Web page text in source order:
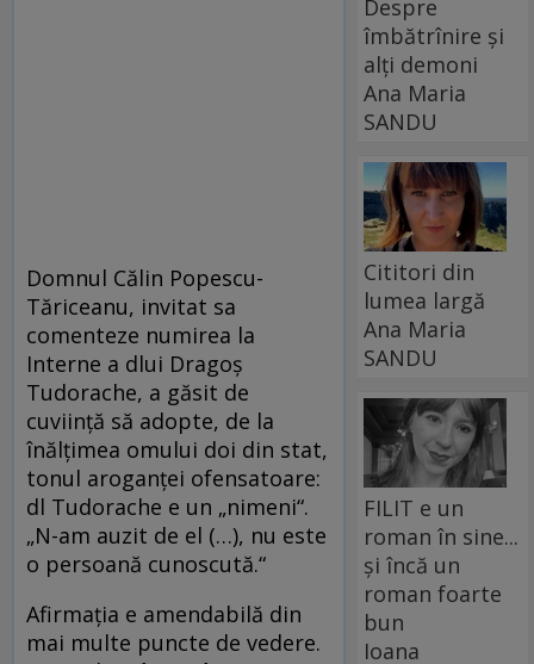
Domnul Călin Popescu-
Tăriceanu, invitat sa
comenteze numirea la
Interne a dlui Dragoş
Tudorache, a găsit de
cuviinţă să adopte, de la
înălţimea omului doi din stat,
tonul aroganţei ofensatoare:
dl Tudorache e un „nimeni“.
„N-am auzit de el (…), nu este
o persoană cunoscută.“
Afirmaţia e amendabilă din
mai multe puncte de vedere.
Despre
îmbătrînire și
alți demoni
Ana Maria
SANDU
Cititori din
lumea largă
Ana Maria
SANDU
FILIT e un
roman în sine...
și încă un
roman foarte
bun
Ioana